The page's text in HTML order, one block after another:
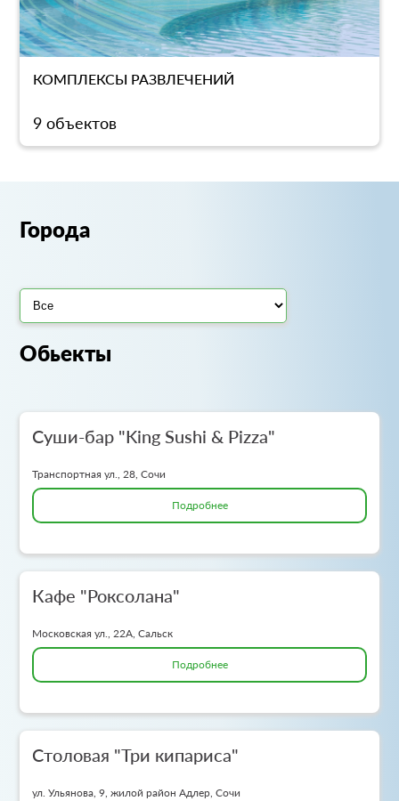
КОМПЛЕКСЫ РАЗВЛЕЧЕНИЙ
9 объектов
Города
Обьекты
Суши-бар "King Sushi & Pizza"
Транспортная ул., 28, Сочи
Подробнее
Кафе "Роксолана"
Московская ул., 22А, Сальск
Подробнее
Столовая "Три кипариса"
ул. Ульянова, 9, жилой район Адлер, Сочи